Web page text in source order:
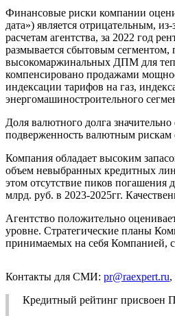
Финансовые риски компании
дата») является отрицательным,
расчетам агентства, за 2022 год
размывается сбытовым
высокомаржинальных ДПМ для
компенсировано продажами
индексации тарифов на газ,
энергомашиностроительного
Доля валютного долга
подверженность валютным рискам
Компания обладает высоким
объем невыбранных кредитных
этом отсутствие пиков погашения
млрд. руб. в 2023-2025гг.
Агентство положительно
уровне. Стратегические планы
принимаемых на себя Компанией,
Контакты для СМИ: pr@raexpert.ru,
Кредитный рейтинг